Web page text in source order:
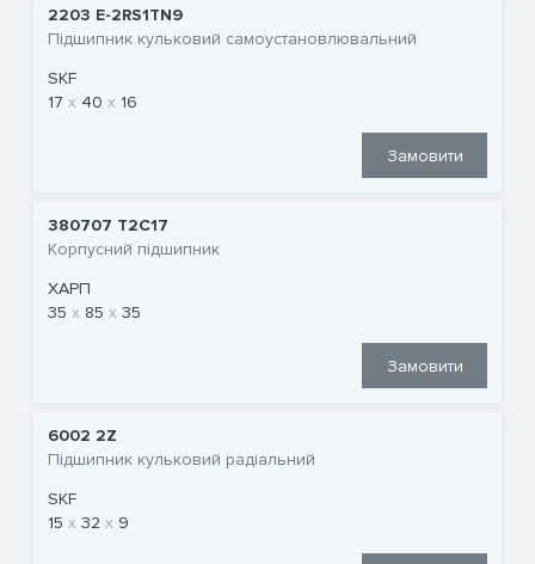
2203 E-2RS1TN9
Підшипник кульковий самоустановлювальний
SKF
17
40 16
Замовити
380707 T2C17
Корпусний підшипник
ХАРП
35
85 35
Замовити
6002 2Z
Підшипник кульковий радіальний
SKF
15
32 9